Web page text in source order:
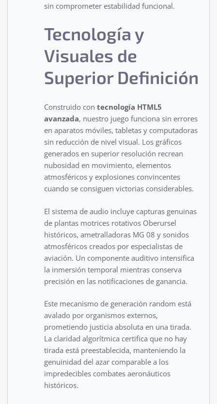
sin comprometer estabilidad funcional.
Tecnología y
Visuales de
Superior Definición
Construido con tecnología HTML5
avanzada, nuestro juego funciona sin errores
en aparatos móviles, tabletas y computadoras
sin reducción de nivel visual. Los gráficos
generados en superior resolución recrean
nubosidad en movimiento, elementos
atmosféricos y explosiones convincentes
cuando se consiguen victorias considerables.
El sistema de audio incluye capturas genuinas
de plantas motrices rotativos Oberursel
históricos, ametralladoras MG 08 y sonidos
atmosféricos creados por especialistas de
aviación. Un componente auditivo intensifica
la inmersión temporal mientras conserva
precisión en las notificaciones de ganancia.
Este mecanismo de generación random está
avalado por organismos externos,
prometiendo justicia absoluta en una tirada.
La claridad algorítmica certifica que no hay
tirada está preestablecida, manteniendo la
genuinidad del azar comparable a los
impredecibles combates aeronáuticos
históricos.